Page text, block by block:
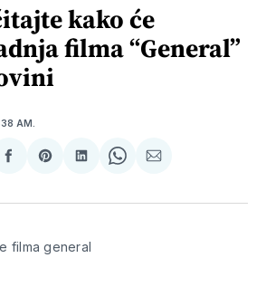
kako će
filma “General”
AM.
podijeliSharepodijeliSharepodijeli
filma general